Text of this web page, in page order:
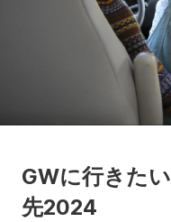
GWに行きた
先2024